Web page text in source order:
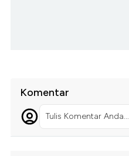
Komentar
Tulis Komentar Anda...